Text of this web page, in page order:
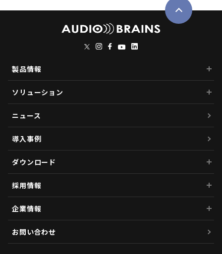
製品情報
ソリューション
ニュース
導入事例
ダウンロード
採用情報
企業情報
お問い合わせ